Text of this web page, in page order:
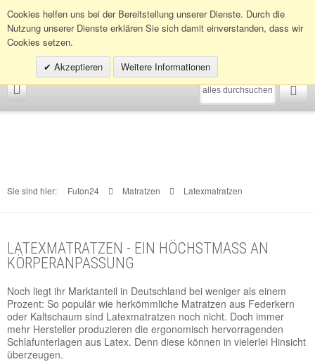
Cookies helfen uns bei der Bereitstellung unserer Dienste. Durch die
Nutzung unserer Dienste erklären Sie sich damit einverstanden, dass wir
Cookies setzen.
Akzeptieren
Weitere Informationen
Infohotline:0049 (0)30 398202080
Sie sind hier: Futon24 Matratzen Latexmatratzen
LATEXMATRATZEN - EIN HÖCHSTMASS AN
KÖRPERANPASSUNG
Noch liegt ihr Marktanteil in Deutschland bei weniger als einem
Prozent: So populär wie herkömmliche Matratzen aus Federkern
oder Kaltschaum sind Latexmatratzen noch nicht. Doch immer
mehr Hersteller produzieren die ergonomisch hervorragenden
Schlafunterlagen aus Latex. Denn diese können in vielerlei Hinsicht
überzeugen.